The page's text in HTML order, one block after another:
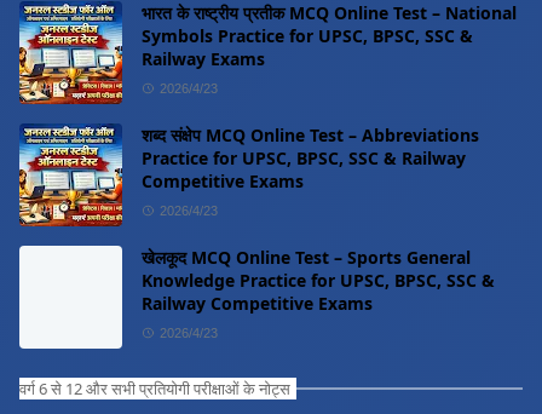
भारत के राष्ट्रीय प्रतीक MCQ Online Test – National
Symbols Practice for UPSC, BPSC, SSC &
Railway Exams
2026/4/23
शब्द संक्षेप MCQ Online Test – Abbreviations
Practice for UPSC, BPSC, SSC & Railway
Competitive Exams
2026/4/23
खेलकूद MCQ Online Test – Sports General
Knowledge Practice for UPSC, BPSC, SSC &
Railway Competitive Exams
2026/4/23
वर्ग 6 से 12 और सभी प्रतियोगी परीक्षाओं के नोट्स